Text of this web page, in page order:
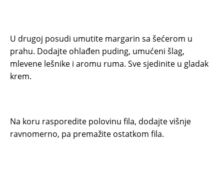
U drugoj posudi umutite margarin sa šećerom u
prahu. Dodajte ohlađen puding, umućeni šlag,
mlevene lešnike i aromu ruma. Sve sjedinite u gladak
krem.
Na koru rasporedite polovinu fila, dodajte višnje
ravnomerno, pa premažite ostatkom fila.